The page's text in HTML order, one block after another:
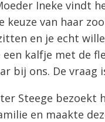
Ineke vindt
van haar
en je echt
een kalfje met de
bij ons. De vraag
Steege
en maakte